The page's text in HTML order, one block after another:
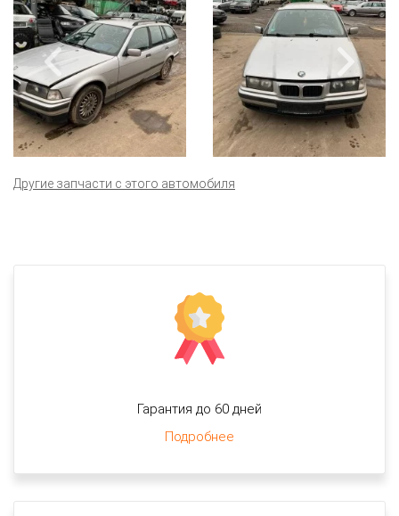
Другие запчасти с этого автомобиля
Гарантия до 60 дней
Подробнее